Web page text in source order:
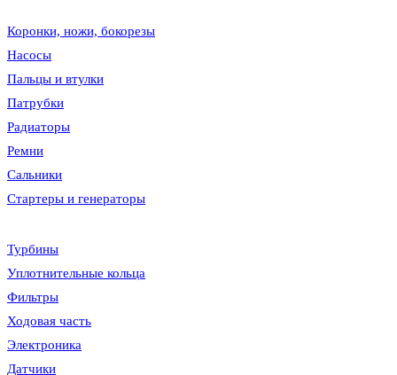
Коронки, ножи, бокорезы
Насосы
Пальцы и втулки
Патрубки
Радиаторы
Ремни
Сальники
Стартеры и генераторы
Турбины
Уплотнительные кольца
Фильтры
Ходовая часть
Электроника
Датчики